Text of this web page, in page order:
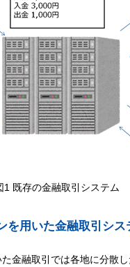
1 既存の金融取引システム
を用いた金融取引シス
金融取引では各地に分散